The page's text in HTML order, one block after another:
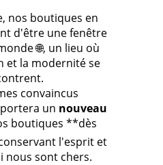
nos boutiques en
d'être une fenêtre
🌐, un lieu où
et la modernité se
convaincus
un nouveau
boutiques **dès
l'esprit et
nous sont chers.